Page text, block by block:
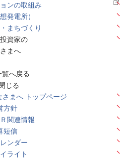
ンの取組み
発電所）
まちづくり
資家の
まへ
覧へ戻る
閉じる
まへ トップページ
方針
関連情報
短信
ンダー
ライト